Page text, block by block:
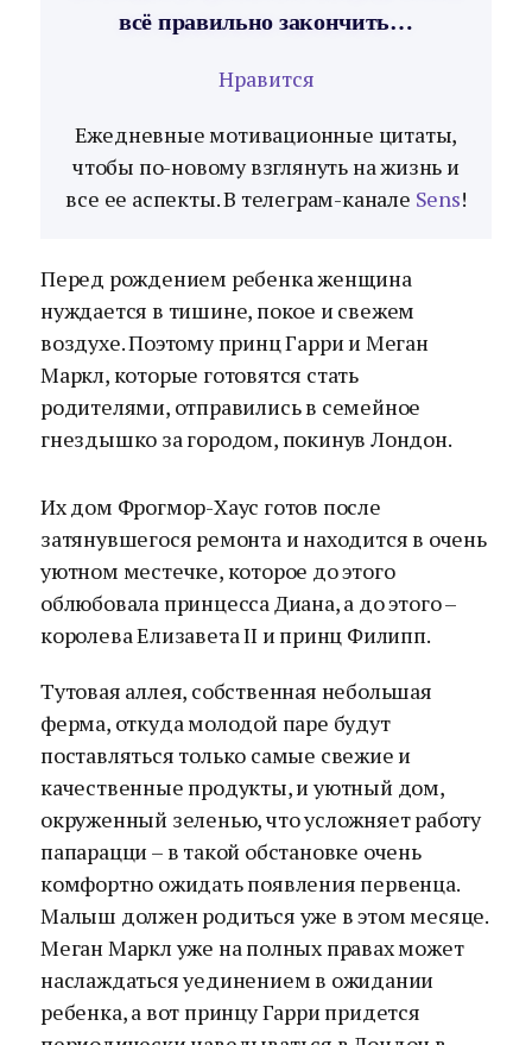
всё правильно закончить…
Нравится
Ежедневные мотивационные цитаты,
чтобы по-новому взглянуть на жизнь и
все ее аспекты. В телеграм-канале Sens!
Перед рождением ребенка женщина
нуждается в тишине, покое и свежем
воздухе. Поэтому принц Гарри и Меган
Маркл, которые готовятся стать
родителями, отправились в семейное
гнездышко за городом, покинув Лондон.
Их дом Фрогмор-Хаус готов после
затянувшегося ремонта и находится в очень
уютном местечке, которое до этого
облюбовала принцесса Диана, а до этого –
королева Елизавета II и принц Филипп.
Тутовая аллея, собственная небольшая
ферма, откуда молодой паре будут
поставляться только самые свежие и
качественные продукты, и уютный дом,
окруженный зеленью, что усложняет работу
папарацци – в такой обстановке очень
комфортно ожидать появления первенца.
Малыш должен родиться уже в этом месяце.
Меган Маркл уже на полных правах может
наслаждаться уединением в ожидании
ребенка, а вот принцу Гарри придется